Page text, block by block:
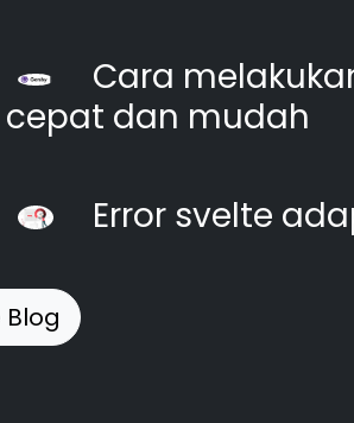
Cara
cepat dan mudah
Error svelte
Blog